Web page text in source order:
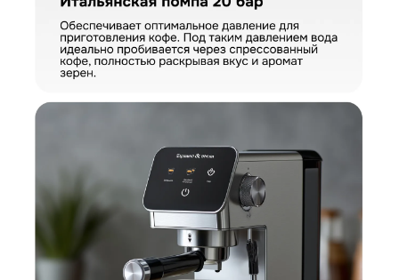
КУПИТЬ В ОДИН КЛИК
Заполните короткую форму —
и мы оформим заказ за вас.
Кофеварка Zigmund & Shtain ZCM-884